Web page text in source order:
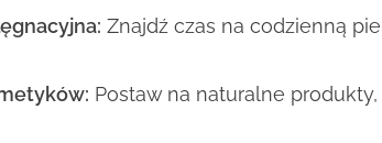
Znajdź czas na codzienną
Postaw na naturalne